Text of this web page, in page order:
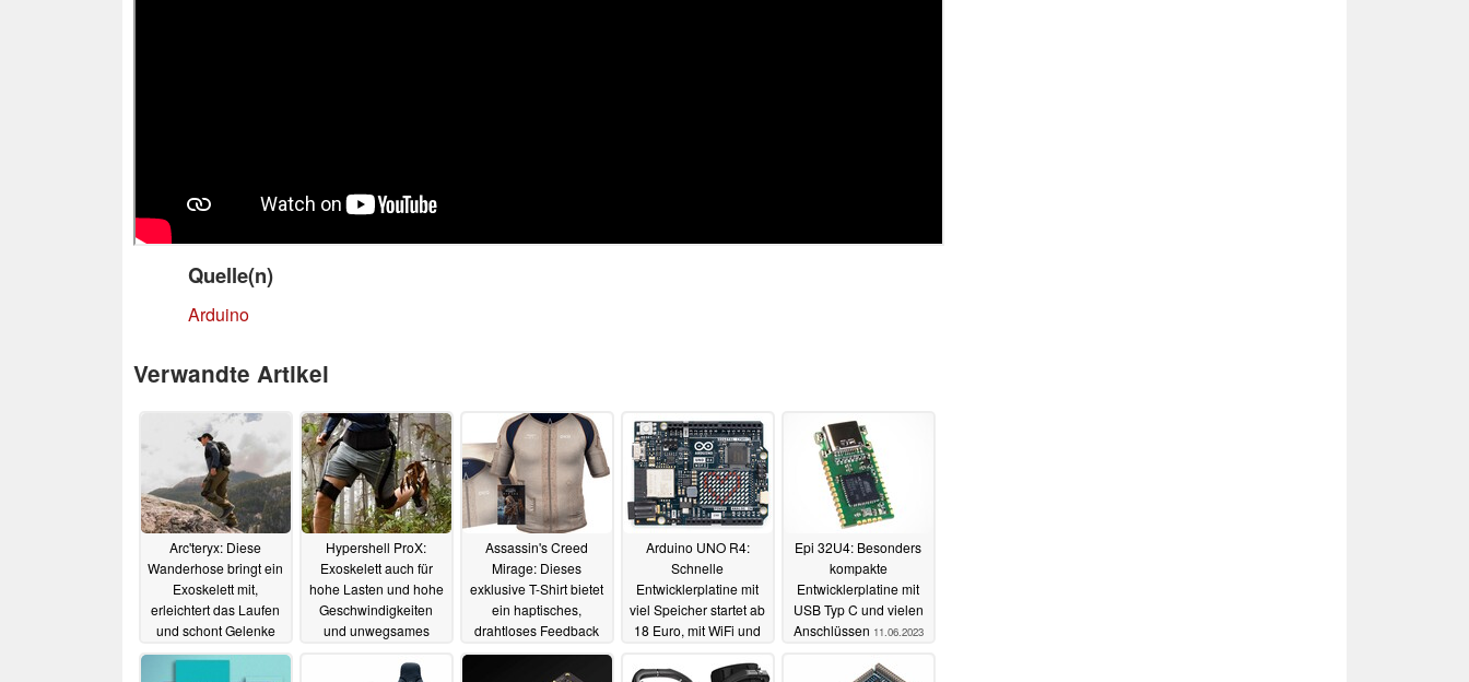
Quelle(n)
Arduino
Verwandte Artikel
Arc'teryx: Diese
Wanderhose bringt ein
Exoskelett mit,
erleichtert das Laufen
und schont Gelenke
01.08.2024
Hypershell ProX:
Exoskelett auch für
hohe Lasten und hohe
Geschwindigkeiten
und unwegsames
Assassin's Creed
Mirage: Dieses
exklusive T-Shirt bietet
ein haptisches,
drahtloses Feedback
auf PC und Konsole
16.07.2023
Arduino UNO R4:
Schnelle
Entwicklerplatine mit
viel Speicher startet ab
18 Euro, mit WiFi und
erhältlich
28.06.2023
Epi 32U4: Besonders
kompakte
Entwicklerplatine mit
USB Typ C und vielen
Anschlüssen 11.06.2023